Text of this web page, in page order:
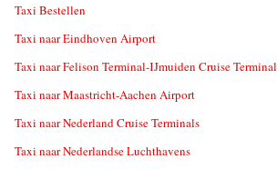
Taxi Bestellen
Taxi naar Eindhoven Airport
Taxi naar Felison Terminal-IJmuiden Cruise Terminal
Taxi naar Maastricht-Aachen Airport
Taxi naar Nederland Cruise Terminals
Taxi naar Nederlandse Luchthavens